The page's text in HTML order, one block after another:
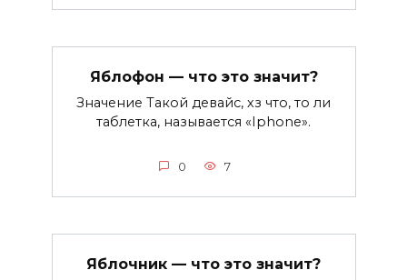
Яблофон — что это значит?
Значение Такой девайс, хз что, то ли
таблетка, называется «Iphone».
0 7
Яблочник — что это значит?